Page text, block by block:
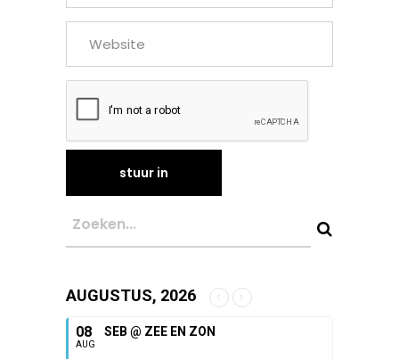
AUGUSTUS, 2026
08
AUG
SEB @ ZEE EN ZON